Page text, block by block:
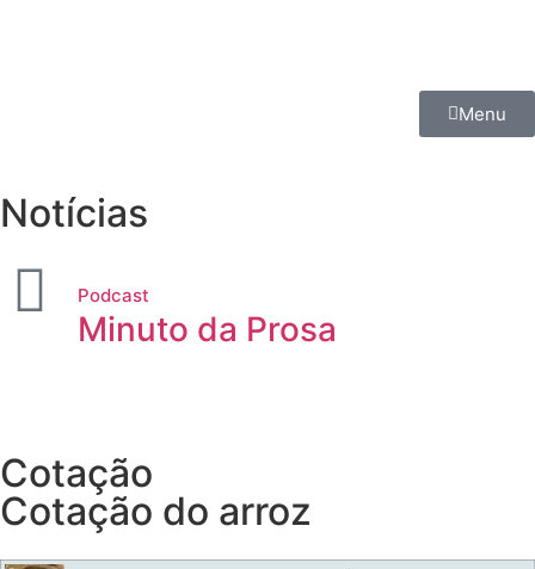
Menu
Notícias
Podcast
Minuto da Prosa
Cotação
Cotação do arroz